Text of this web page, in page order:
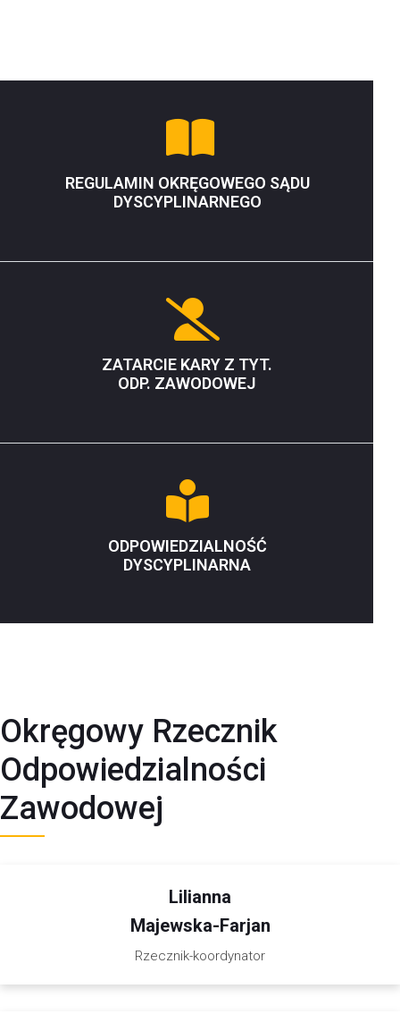
REGULAMIN OKRĘGOWEGO SĄDU
DYSCYPLINARNEGO
ZATARCIE KARY Z TYT.
ODP. ZAWODOWEJ
ODPOWIEDZIALNOŚĆ
DYSCYPLINARNA
Okręgowy Rzecznik
Odpowiedzialności
Zawodowej
Lilianna
Majewska-Farjan
Rzecznik-koordynator